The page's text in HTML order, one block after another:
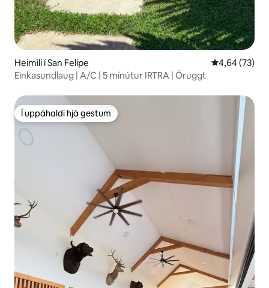
Heimili í San Felipe 4,64 af 5 í
4,64 (73)
Einkasundlaug | A/C | 5 mínútur IRTRA | Öruggt
Í uppáhaldi hjá gestum
Í uppáhaldi hjá gestum